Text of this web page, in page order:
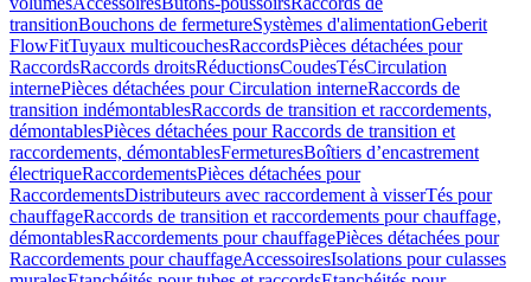
transitionBouchons de fermetureSystèmes d'alimentationGeberit
FlowFitTuyaux multicouchesRaccordsPièces détachées pour
RaccordsRaccords droitsRéductionsCoudesTésCirculation
internePièces détachées pour Circulation interneRaccords de
transition indémontablesRaccords de transition et raccordements,
démontablesPièces détachées pour Raccords de transition et
raccordements, démontablesFermeturesBoîtiers d’encastrement
électriqueRaccordementsPièces détachées pour
RaccordementsDistributeurs avec raccordement à visserTés pour
chauffageRaccords de transition et raccordements pour chauffage,
démontablesRaccordements pour chauffagePièces détachées pour
Raccordements pour chauffageAccessoiresIsolations pour culasses